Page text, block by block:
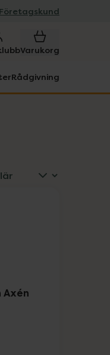
Företagskund
Varukorg
Rådgivning
Axén